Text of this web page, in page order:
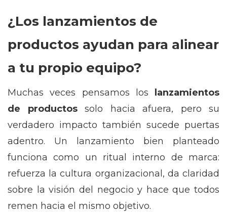
¿Los lanzamientos de
productos ayudan para alinear
a tu propio equipo?
Muchas veces pensamos los
lanzamientos
de productossolo hacia afuera, pero su
verdadero impacto también sucede puertas
adentro. Un lanzamiento bien planteado
funciona como un ritual interno de marca:
refuerza la cultura organizacional, da claridad
sobre la visión del negocio y hace que todos
remen hacia el mismo objetivo.